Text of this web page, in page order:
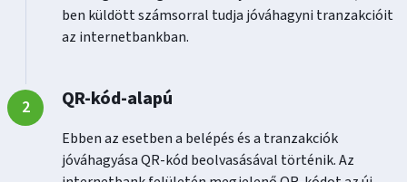
ben küldött számsorral tudja jóváhagyni tranzakcióit
az internetbankban.
QR-kód-alapú
Ebben az esetben a belépés és a tranzakciók
jóváhagyása QR-kód beolvasásával történik. Az